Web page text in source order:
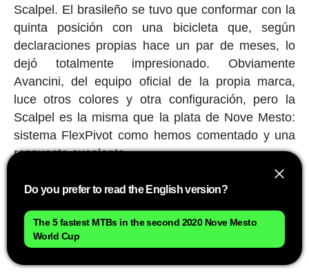
Scalpel. El brasileño se tuvo que conformar con la
quinta posición con una bicicleta que, según
declaraciones propias hace un par de meses, lo
dejó totalmente impresionado. Obviamente
Avancini, del equipo oficial de la propia marca,
luce otros colores y otra configuración, pero la
Scalpel es la misma que la plata de Nove Mesto:
sistema FlexPivot como hemos comentado y una
respuesta excelente.
Do you prefer to read the English version?
The 5 fastest MTBs in the second 2020 Nove Mesto
World Cup